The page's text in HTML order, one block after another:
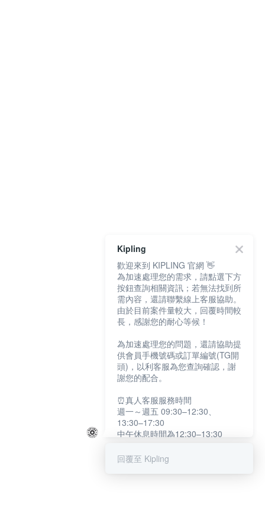
Kipling
歡迎來到 KIPLING 官網 👋
為加速處理您的需求，請點選下方
按鈕查詢相關資訊；若無法找到所
需內容，還請聯繫線上客服協助。
由於目前案件量較大，回覆時間較
長，感謝您的耐心等候！
為加速處理您的問題，還請協助提
供會員手機號碼或訂單編號(TG開
頭)，以利客服為您查詢確認，謝
謝您的配合。
⏰真人客服服務時間
週一～週五 09:30–12:30、
13:30–17:30
中午休息時間為12:30–13:30
提醒您：系統會自動已讀訊息，如
回覆至 Kipling